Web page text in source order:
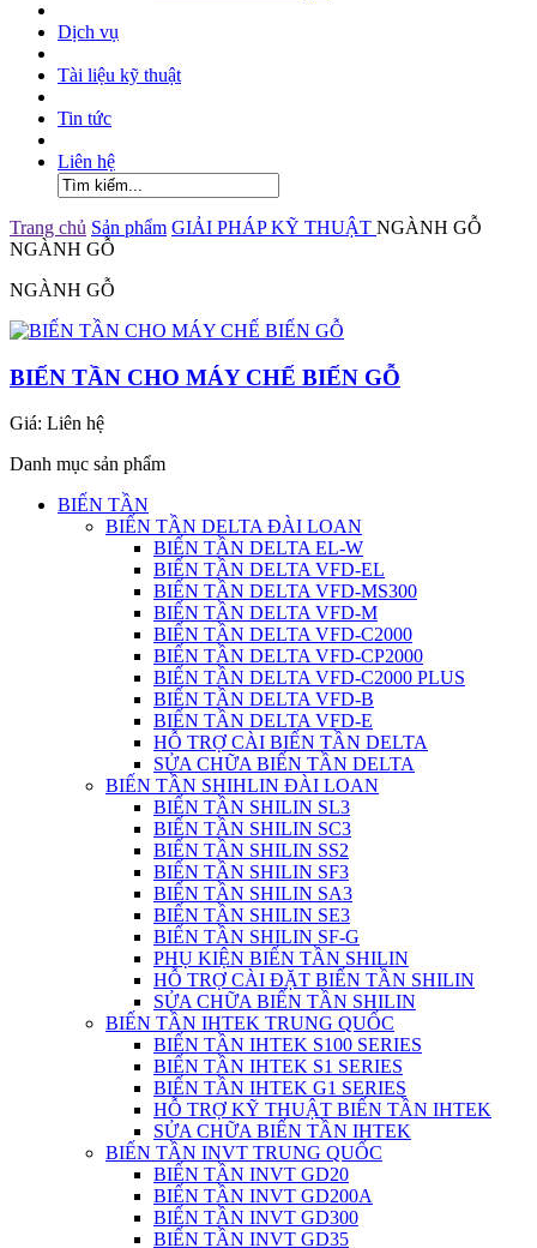
Dịch vụ
Tài liệu kỹ thuật
Tin tức
Liên hệ
Trang chủ Sản phẩm GIẢI PHÁP KỸ THUẬT NGÀNH GỖ
NGÀNH GỖ
NGÀNH GỖ
BIẾN TẦN CHO MÁY CHẾ BIẾN GỖ
Giá: Liên hệ
Danh mục sản phẩm
BIẾN TẦN
BIẾN TẦN DELTA ĐÀI LOAN
BIẾN TẦN DELTA EL-W
BIẾN TẦN DELTA VFD-EL
BIẾN TẦN DELTA VFD-MS300
BIẾN TẦN DELTA VFD-M
BIẾN TẦN DELTA VFD-C2000
BIẾN TẦN DELTA VFD-CP2000
BIẾN TẦN DELTA VFD-C2000 PLUS
BIẾN TẦN DELTA VFD-B
BIẾN TẦN DELTA VFD-E
HỖ TRỢ CÀI BIẾN TẦN DELTA
SỬA CHỮA BIẾN TẦN DELTA
BIẾN TẦN SHIHLIN ĐÀI LOAN
BIẾN TẦN SHILIN SL3
BIẾN TẦN SHILIN SC3
BIẾN TẦN SHILIN SS2
BIẾN TẦN SHILIN SF3
BIẾN TẦN SHILIN SA3
BIẾN TẦN SHILIN SE3
BIẾN TẦN SHILIN SF-G
PHỤ KIỆN BIẾN TẦN SHILIN
HỖ TRỢ CÀI ĐẶT BIẾN TẦN SHILIN
SỬA CHỮA BIẾN TẦN SHILIN
BIẾN TẦN IHTEK TRUNG QUỐC
BIẾN TẦN IHTEK S100 SERIES
BIẾN TẦN IHTEK S1 SERIES
BIẾN TẦN IHTEK G1 SERIES
HỖ TRỢ KỸ THUẬT BIẾN TẦN IHTEK
SỬA CHỮA BIẾN TẦN IHTEK
BIẾN TẦN INVT TRUNG QUỐC
BIẾN TẦN INVT GD20
BIẾN TẦN INVT GD200A
BIẾN TẦN INVT GD300
BIẾN TẦN INVT GD35